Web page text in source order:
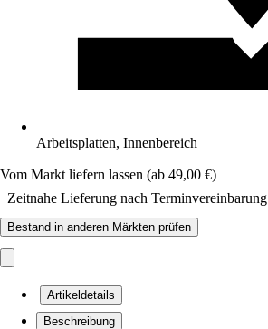
Arbeitsplatten, Innenbereich
Vom Markt liefern lassen (ab 49,00 €)
Zeitnahe Lieferung nach Terminvereinbarung
Bestand in anderen Märkten prüfen
Artikeldetails
Beschreibung